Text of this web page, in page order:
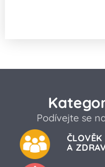
Podívejte se
ČLOVĚK
A